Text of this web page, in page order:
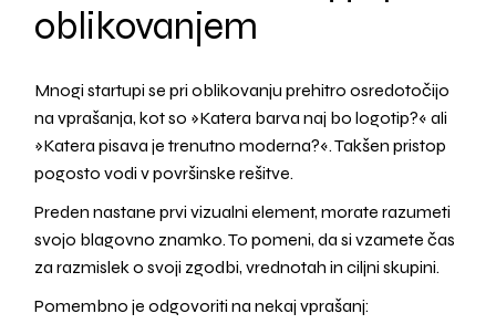
oblikovanjem
Mnogi startupi se pri oblikovanju prehitro osredotočijo
na vprašanja, kot so »Katera barva naj bo logotip?« ali
»Katera pisava je trenutno moderna?«. Takšen pristop
pogosto vodi v površinske rešitve.
Preden nastane prvi vizualni element, morate razumeti
svojo blagovno znamko. To pomeni, da si vzamete čas
za razmislek o svoji zgodbi, vrednotah in ciljni skupini.
Pomembno je odgovoriti na nekaj vprašanj: